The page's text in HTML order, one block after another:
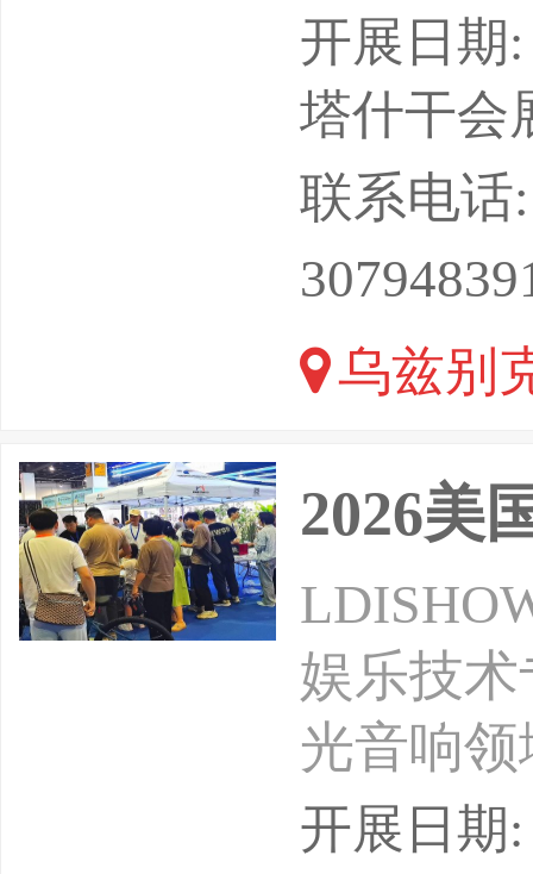
会，定档
心，中
业大展
单位：
部、能
工商会
开展日期
塔什干会
联系电话
乌兹别
2026美
娱乐技
光音响
技术协
开展日期